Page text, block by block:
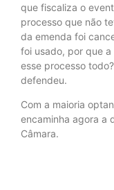
que fiscaliza o
processo que não
da emenda foi
foi usado, por que
esse processo
defendeu.
Com a maioria
encaminha agora a
Câmara.